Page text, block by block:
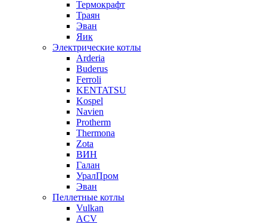
Термокрафт
Траян
Эван
Яик
Электрические котлы
Arderia
Buderus
Ferroli
KENTATSU
Kospel
Navien
Protherm
Thermona
Zota
ВИН
Галан
УралПром
Эван
Пеллетные котлы
Vulkan
ACV